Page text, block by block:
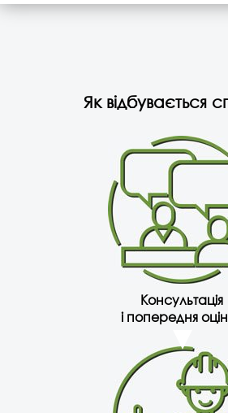
Як відбувається
Консультація
і попередня